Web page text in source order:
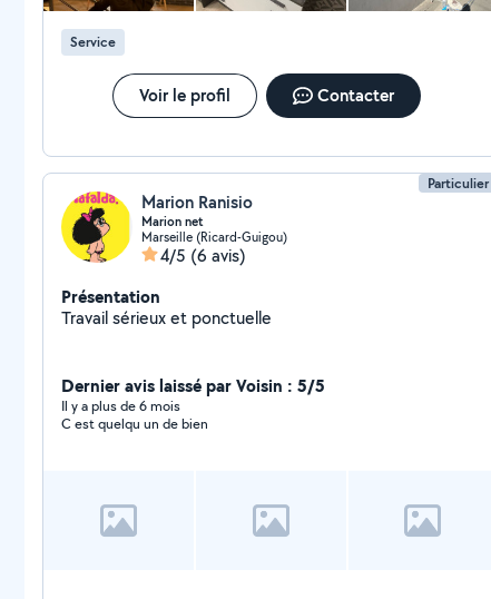
Service
Voir le profil Contacter
Particulier
Marion Ranisio
Marion net
Marseille (Ricard-Guigou)
4/5 (6 avis)
Présentation
Travail sérieux et ponctuelle
Dernier avis laissé par Voisin : 5/5
Il y a plus de 6 mois
C est quelqu un de bien